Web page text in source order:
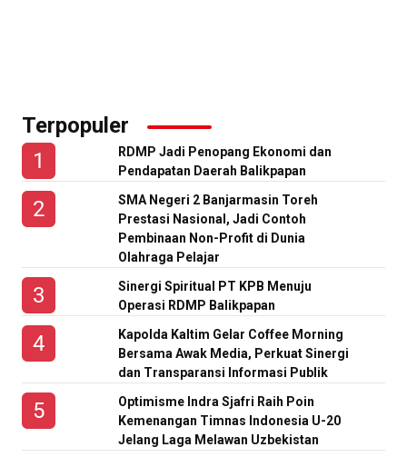
Terpopuler
RDMP Jadi Penopang Ekonomi dan
Pendapatan Daerah Balikpapan
SMA Negeri 2 Banjarmasin Toreh
Prestasi Nasional, Jadi Contoh
Pembinaan Non-Profit di Dunia
Olahraga Pelajar
Sinergi Spiritual PT KPB Menuju
Operasi RDMP Balikpapan
Kapolda Kaltim Gelar Coffee Morning
Bersama Awak Media, Perkuat Sinergi
dan Transparansi Informasi Publik
Optimisme Indra Sjafri Raih Poin
Kemenangan Timnas Indonesia U-20
Jelang Laga Melawan Uzbekistan